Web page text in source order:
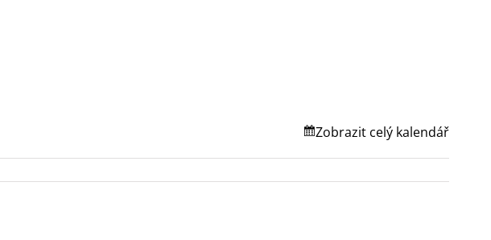
Zobrazit celý kalendář